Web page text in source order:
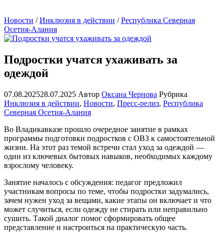
Новости /Инклюзия в действии /Республика Северная
Осетия-Алания
Подростки учатся ухаживать за
одеждой
07.08.202528.07.2025 Автор Оксана Чернова Рубрика
Инклюзия в действии, Новости, Пресс-релиз, Республика
Северная Осетия-Алания
Во Владикавказе прошло очередное занятие в рамках
программы подготовки подростков с ОВЗ к самостоятельной
жизни. На этот раз темой встречи стал уход за одеждой —
один из ключевых бытовых навыков, необходимых каждому
взрослому человеку.
Занятие началось с обсуждения: педагог предложил
участникам вопросы по теме, чтобы подростки задумались,
зачем нужен уход за вещами, какие этапы он включает и что
может случиться, если одежду не стирать или неправильно
сушить. Такой диалог помог сформировать общее
представление и настроиться на практическую часть.